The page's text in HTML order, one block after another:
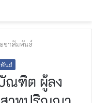
ชาสัมพันธ์
พันธ์
ณฑิต ผู้ลง